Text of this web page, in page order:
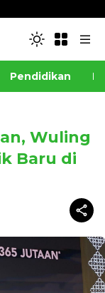
Pendidikan
Wuling
Baru di